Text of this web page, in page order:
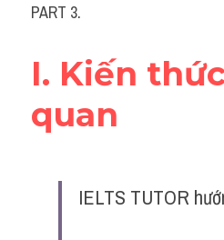
PART 3.
I. Kiến
quan
IELTS TUTOR